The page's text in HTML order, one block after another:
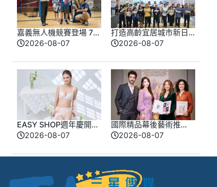
嘉義無人機競賽登場 73
隊挑戰穿越賽與無人機
2026-08-07
打造高齡宜居城市新日
常 臺北館亮相高齡健
2026-08-07
EASY SHOP週年慶開
跑！全新「戀戀星光」
轉身即是焦點
2026-08-07
國際精品幕後藝術推
手 法朵艾絲琳打造千
2026-08-07